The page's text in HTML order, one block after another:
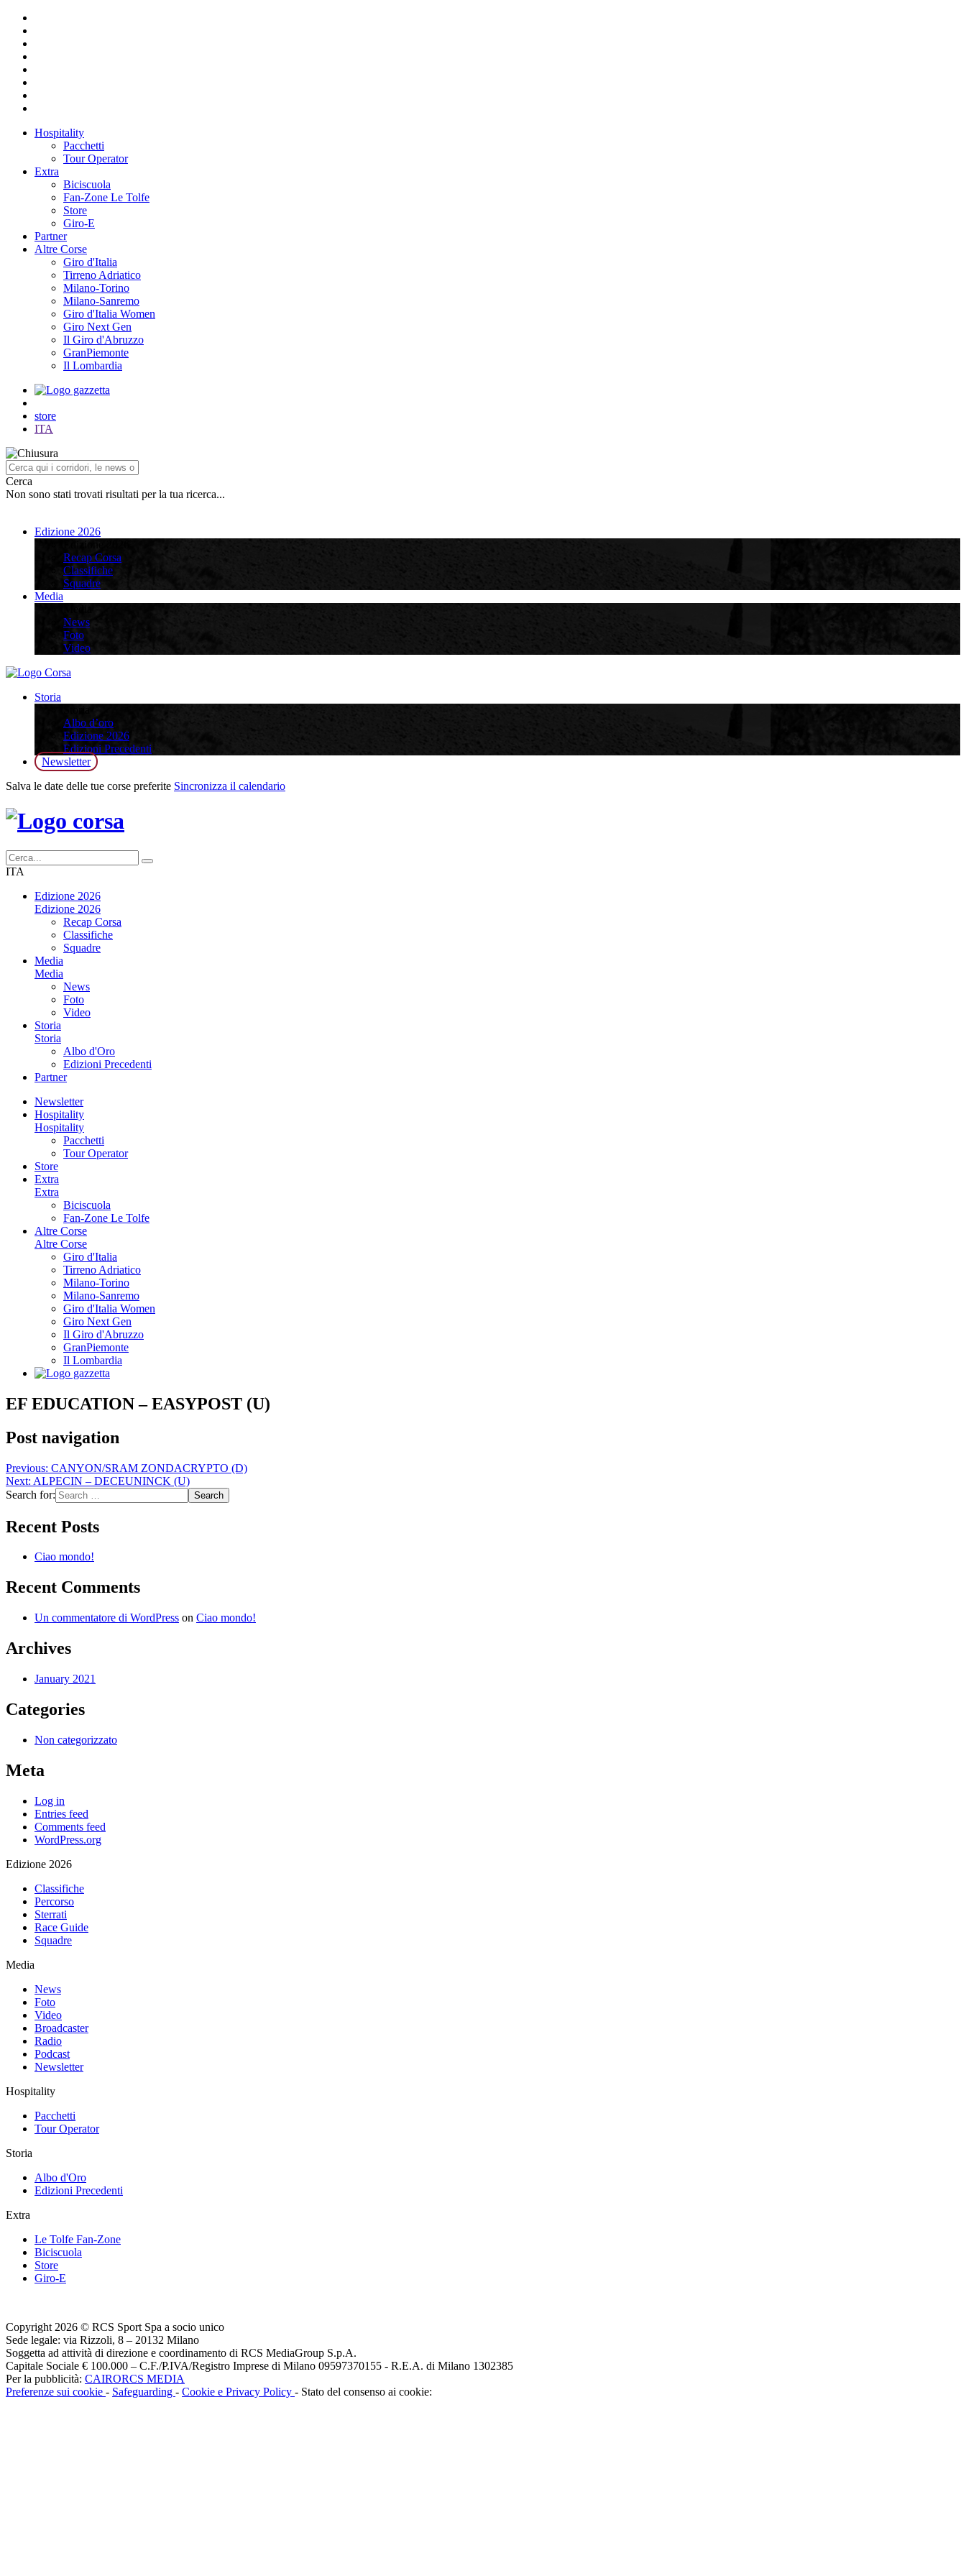
Hospitality
Pacchetti
Tour Operator
Extra
Biciscuola
Fan-Zone Le Tolfe
Store
Giro-E
Partner
Altre Corse
Giro d'Italia
Tirreno Adriatico
Milano-Torino
Milano-Sanremo
Giro d'Italia Women
Giro Next Gen
Il Giro d'Abruzzo
GranPiemonte
Il Lombardia
store
ITA
Cerca
Non sono stati trovati risultati per la tua ricerca...
Edizione 2026
Recap Corsa
Classifiche
Squadre
Media
News
Foto
Video
Storia
Albo d’oro
Edizione 2026
Edizioni Precedenti
Newsletter
Salva le date delle tue corse preferite Sincronizza il calendario
ITA
Edizione 2026
Edizione 2026
Recap Corsa
Classifiche
Squadre
Media
Media
News
Foto
Video
Storia
Storia
Albo d'Oro
Edizioni Precedenti
Partner
Newsletter
Hospitality
Hospitality
Pacchetti
Tour Operator
Store
Extra
Extra
Biciscuola
Fan-Zone Le Tolfe
Altre Corse
Altre Corse
Giro d'Italia
Tirreno Adriatico
Milano-Torino
Milano-Sanremo
Giro d'Italia Women
Giro Next Gen
Il Giro d'Abruzzo
GranPiemonte
Il Lombardia
EF EDUCATION – EASYPOST (U)
Post navigation
Previous: CANYON/SRAM ZONDACRYPTO (D)
Next: ALPECIN – DECEUNINCK (U)
Search for:
Recent Posts
Ciao mondo!
Recent Comments
Un commentatore di WordPress on Ciao mondo!
Archives
January 2021
Categories
Non categorizzato
Meta
Log in
Entries feed
Comments feed
WordPress.org
Edizione 2026
Classifiche
Percorso
Sterrati
Race Guide
Squadre
Media
News
Foto
Video
Broadcaster
Radio
Podcast
Newsletter
Hospitality
Pacchetti
Tour Operator
Storia
Albo d'Oro
Edizioni Precedenti
Extra
Le Tolfe Fan-Zone
Biciscuola
Store
Giro-E
Copyright 2026 © RCS Sport Spa a socio unico
Sede legale: via Rizzoli, 8 – 20132 Milano
Soggetta ad attività di direzione e coordinamento di RCS MediaGroup S.p.A.
Capitale Sociale € 100.000 – C.F./P.IVA/Registro Imprese di Milano 09597370155 - R.E.A. di Milano 1302385
Per la pubblicità: CAIRORCS MEDIA
Preferenze sui cookie - Safeguarding - Cookie e Privacy Policy - Stato del consenso ai cookie: